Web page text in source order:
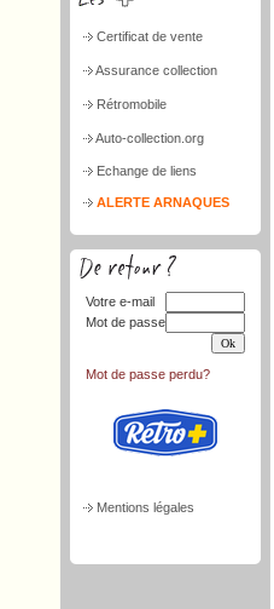
Certificat de vente
Assurance collection
Rétromobile
Auto-collection.org
Echange de liens
ALERTE ARNAQUES
Votre e-mail
Mot de passe
Mot de passe perdu?
Mentions légales